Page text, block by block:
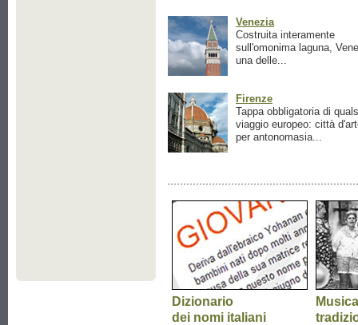
Venezia
Costruita interamente
sull'omonima laguna,
una delle...
Firenze
Tappa obbligatoria di
viaggio europeo: città
per antonomasia...
Dizionario
dei nomi italiani
Musica